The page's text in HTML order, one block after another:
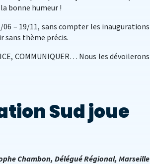
bonne humeur !
06 – 19/11, sans compter les inaugurations
sans thème précis.
COMMUNIQUER… Nous les dévoilerons
Sud joue
Chambon, Délégué Régional, Marseille